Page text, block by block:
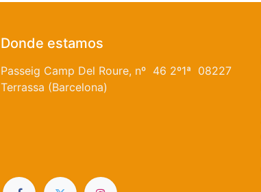
Donde estamos
Passeig Camp Del Roure, nº 46 2º1ª 08227
Terrassa (Barcelona)